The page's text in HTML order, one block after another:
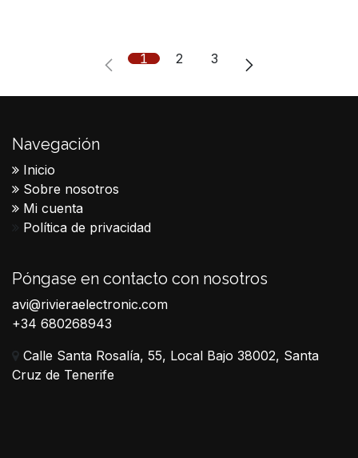
1 2 3
Navegación
Inicio
Sobre nosotros
Mi cuenta
Política de privacidad
Póngase en contacto con nosotros
avi@rivieraelectronic.com
+34 680268943
Calle Santa Rosalía, 55, Local Bajo 38002, Santa
Cruz de Tenerife